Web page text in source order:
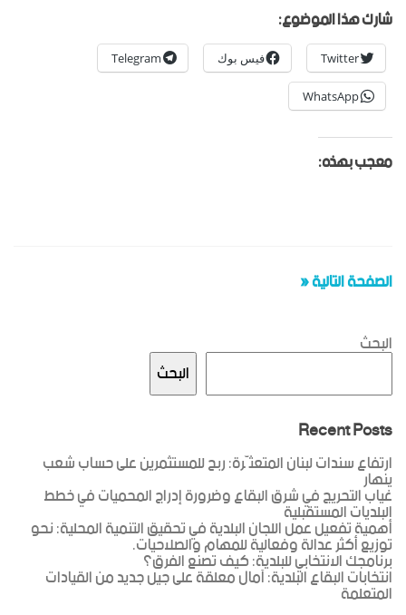
شارك هذا الموضوع:
Twitter فيس بوك Telegram
WhatsApp
معجب بهذه:
الصفحة التالية «
البحث
البحث
Recent Posts
ارتفاع سندات لبنان المتعثّرة: ربح للمستثمرين على حساب شعب
ينهار
غياب التحريج في شرق البقاع وضرورة إدراج المحميات في خطط
البلديات المستقبلية
أهمية تفعيل عمل اللجان البلدية في تحقيق التنمية المحلية: نحو
توزيع أكثر عدالة وفعالية للمهام والصلاحيات.
برنامجك الانتخابي للبلدية: كيف تصنع الفرق؟
انتخابات البقاع البلدية: آمال معلقة على جيل جديد من القيادات
المتعلمة